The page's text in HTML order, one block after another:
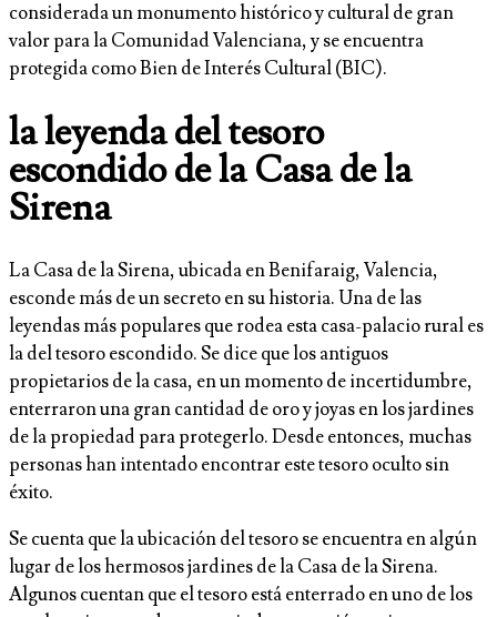
considerada un monumento histórico y cultural de gran
valor para la Comunidad Valenciana, y se encuentra
protegida como Bien de Interés Cultural (BIC).
la leyenda del tesoro
escondido de la Casa de la
Sirena
La Casa de la Sirena, ubicada en Benifaraig, Valencia,
esconde más de un secreto en su historia. Una de las
leyendas más populares que rodea esta casa-palacio rural es
la del tesoro escondido. Se dice que los antiguos
propietarios de la casa, en un momento de incertidumbre,
enterraron una gran cantidad de oro y joyas en los jardines
de la propiedad para protegerlo. Desde entonces, muchas
personas han intentado encontrar este tesoro oculto sin
éxito.
Se cuenta que la ubicación del tesoro se encuentra en algún
lugar de los hermosos jardines de la Casa de la Sirena.
Algunos cuentan que el tesoro está enterrado en uno de los